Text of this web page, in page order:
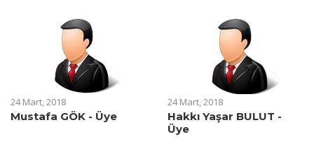
24 Mart, 2018
Mustafa GÖK - Üye
24 Mart, 2018
Hakkı Yaşar BULUT -
Üye